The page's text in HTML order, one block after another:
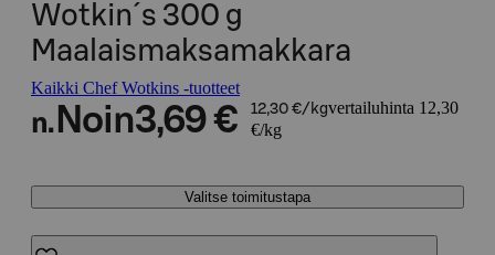
Wotkin´s 300 g
Maalaismaksamakkara
Kaikki Chef Wotkins -tuotteet
n. Noin3,69 € 12,30 €/kgvertailuhinta 12,30
€/kg
Valitse toimitustapa